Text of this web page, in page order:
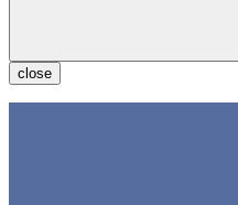
close